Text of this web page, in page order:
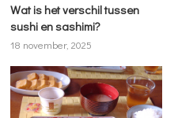
Wat is het verschil tussen
sushi en sashimi?
18 november, 2025